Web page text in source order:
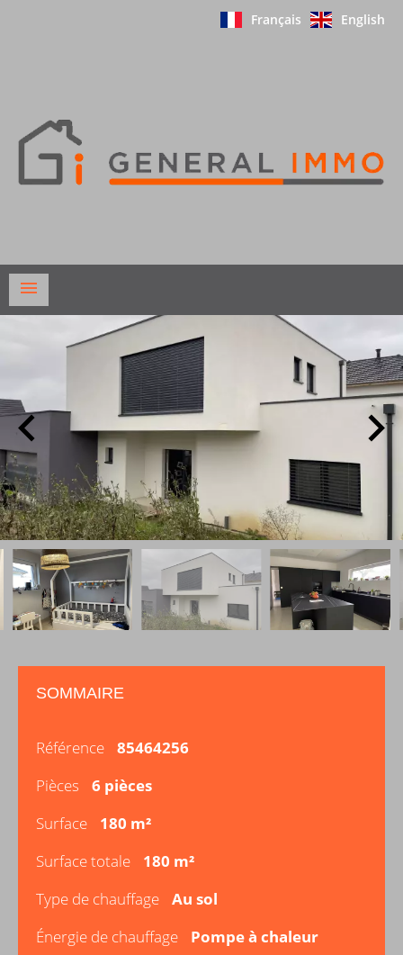
Français English
SOMMAIRE
Référence
85464256
Pièces
6 pièces
Surface
180 m²
Surface totale
180 m²
Type de chauffage
Au sol
Énergie de chauffage
Pompe à chaleur